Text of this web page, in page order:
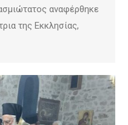
αναφέρθηκε
της Εκκλησίας,